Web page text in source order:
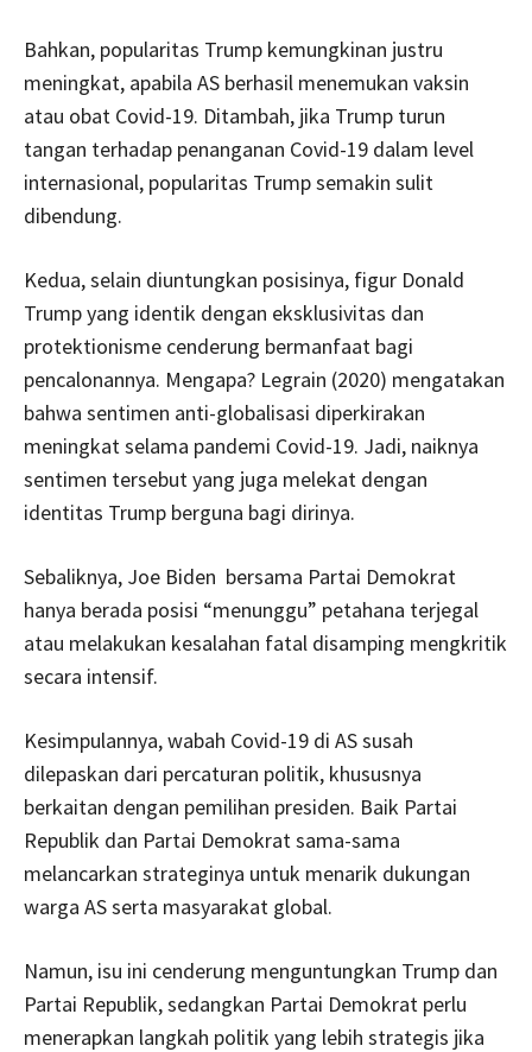
Bahkan, popularitas Trump kemungkinan justru
meningkat, apabila AS berhasil menemukan vaksin
atau obat Covid-19. Ditambah, jika Trump turun
tangan terhadap penanganan Covid-19 dalam level
internasional, popularitas Trump semakin sulit
dibendung.
Kedua, selain diuntungkan posisinya, figur Donald
Trump yang identik dengan eksklusivitas dan
protektionisme cenderung bermanfaat bagi
pencalonannya. Mengapa? Legrain (2020) mengatakan
bahwa sentimen anti-globalisasi diperkirakan
meningkat selama pandemi Covid-19. Jadi, naiknya
sentimen tersebut yang juga melekat dengan
identitas Trump berguna bagi dirinya.
Sebaliknya, Joe Biden bersama Partai Demokrat
hanya berada posisi “menunggu” petahana terjegal
atau melakukan kesalahan fatal disamping mengkritik
secara intensif.
Kesimpulannya, wabah Covid-19 di AS susah
dilepaskan dari percaturan politik, khususnya
berkaitan dengan pemilihan presiden. Baik Partai
Republik dan Partai Demokrat sama-sama
melancarkan strateginya untuk menarik dukungan
warga AS serta masyarakat global.
Namun, isu ini cenderung menguntungkan Trump dan
Partai Republik, sedangkan Partai Demokrat perlu
menerapkan langkah politik yang lebih strategis jika